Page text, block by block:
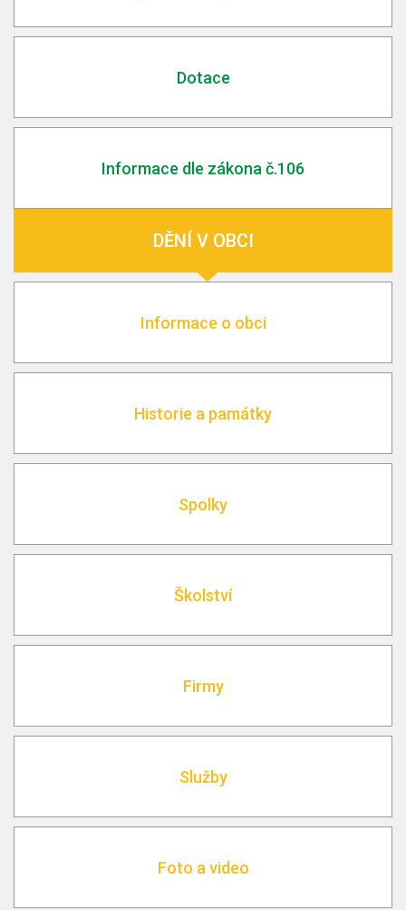
Dotace
Informace dle zákona č.106
DĚNÍ V OBCI
Informace o obci
Historie a památky
Spolky
Školství
Firmy
Služby
Foto a video